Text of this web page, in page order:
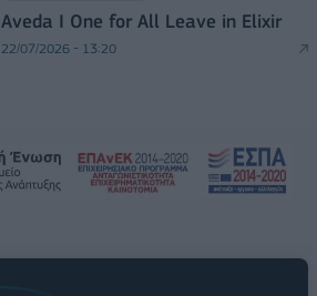
Aveda I One for All Leave in Elixir
22/07/2026 - 13:20